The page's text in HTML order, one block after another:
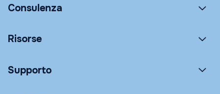
Consulenza
Risorse
Supporto